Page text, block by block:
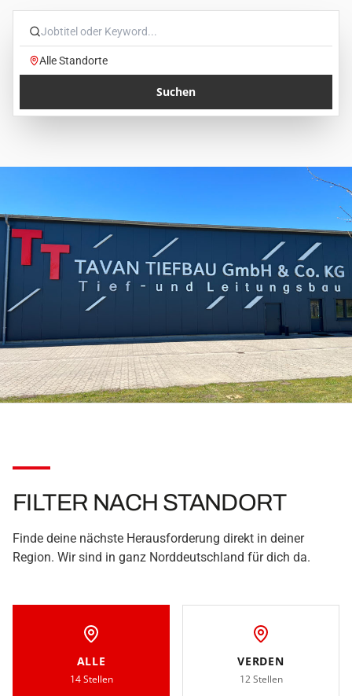
Suchen
FILTER NACH STANDORT
Finde deine nächste Herausforderung direkt in deiner
Region. Wir sind in ganz Norddeutschland für dich da.
ALLE
14 Stellen
VERDEN
12 Stellen